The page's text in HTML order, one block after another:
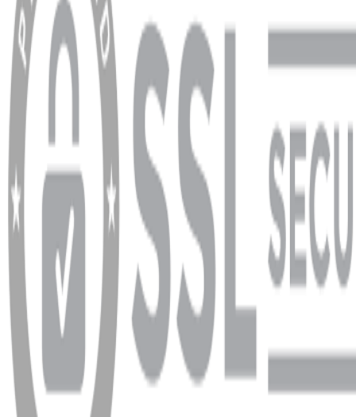
YARDIM VE DESTEK
Ödeme ve Teslimat Şartları
Garanti ve İade Şartları
info@dukkanhifi.com
0850 441 40 44
info@dukkanhifi.com 0850 441 40 44
Çalışma Saatleri: Pazartesi - Cuma 09:30 - 19:30, Cumartesi 10:00 - 18:00